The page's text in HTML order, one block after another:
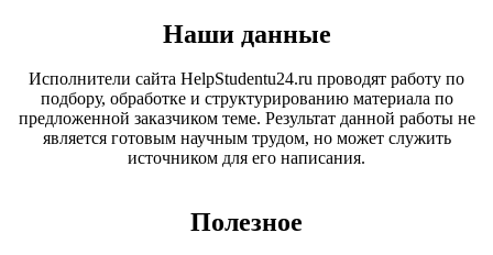
Наши данные
Исполнители сайта HelpStudentu24.ru проводят работу по
подбору, обработке и структурированию материала по
предложенной заказчиком теме. Результат данной работы не
является готовым научным трудом, но может служить
источником для его написания.
Полезное